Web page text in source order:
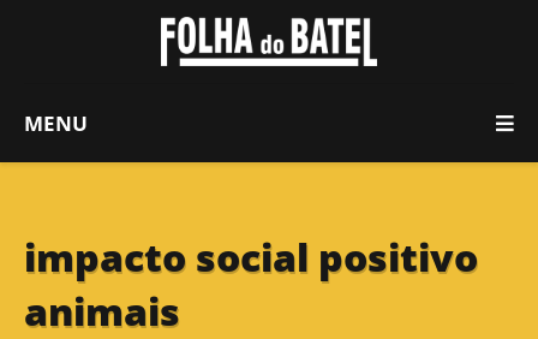
MENU
impacto social positivo
animais